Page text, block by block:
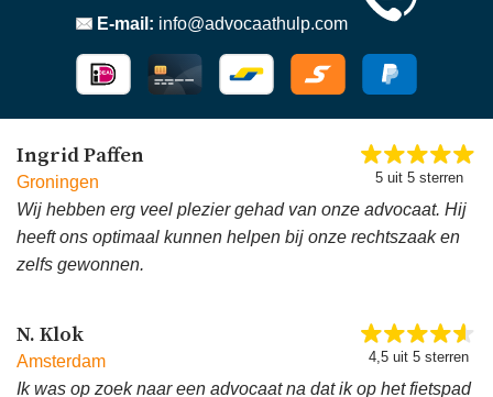
E-mail: info@advocaathulp.com
Ingrid Paffen
Groningen 5 uit 5 sterren
Wij hebben erg veel plezier gehad van onze advocaat. Hij
heeft ons optimaal kunnen helpen bij onze rechtszaak en
zelfs gewonnen.
N. Klok
Amsterdam 4,5 uit 5 sterren
Ik was op zoek naar een advocaat na dat ik op het fietspad